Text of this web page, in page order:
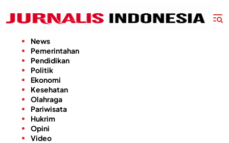
konten
News
Pemerintahan
Pendidikan
Politik
Ekonomi
Kesehatan
Olahraga
Pariwisata
Hukrim
Opini
Video